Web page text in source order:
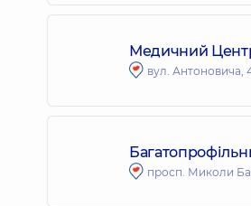
Медичний Центр
вул. Антоновича,
просп. Миколи